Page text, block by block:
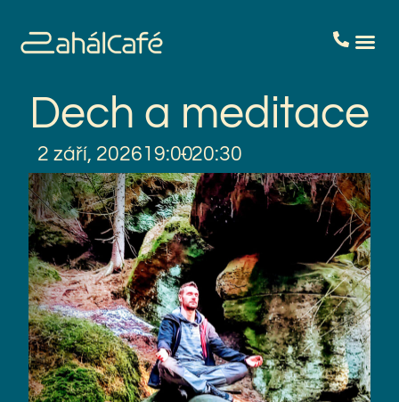
Dech a meditace
2 září, 202619:00- 20:30